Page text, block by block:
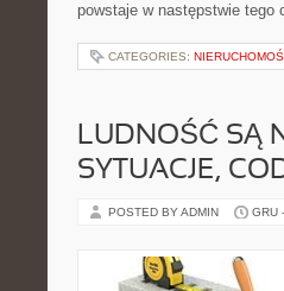
powstaje w następstwie
CATEGORIES:
LUDNOŚĆ SĄ
SYTUACJE,
POSTED BY ADMIN GRU